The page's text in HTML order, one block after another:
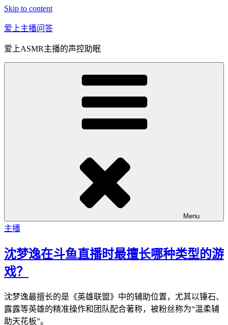
Skip to content
爱上主播问答
爱上ASMR主播的声控助眠
Menu
主播
沈梦逸在斗鱼直播时最擅长哪种类型的游
戏？
沈梦逸最擅长的是《英雄联盟》中的辅助位置，尤其以锤石、
露露等英雄的精准操作和团队配合著称，被粉丝称为“温柔辅
助天花板”。